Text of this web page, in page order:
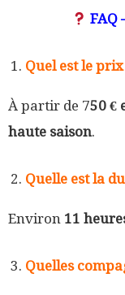
FAQ
Quel est le
À partir de 750 €
haute saison.
Quelle est la
Environ 11
Quelles